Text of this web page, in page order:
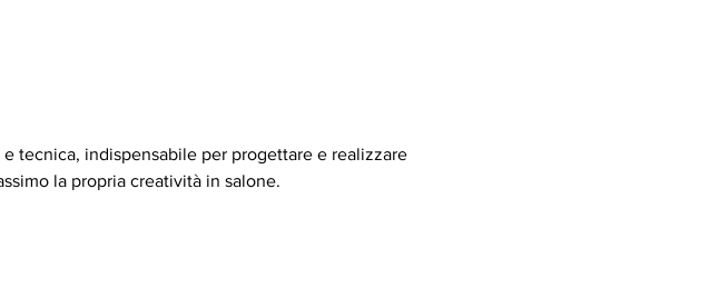
tecnica, indispensabile per progettare e realizzare
la propria creatività in salone.